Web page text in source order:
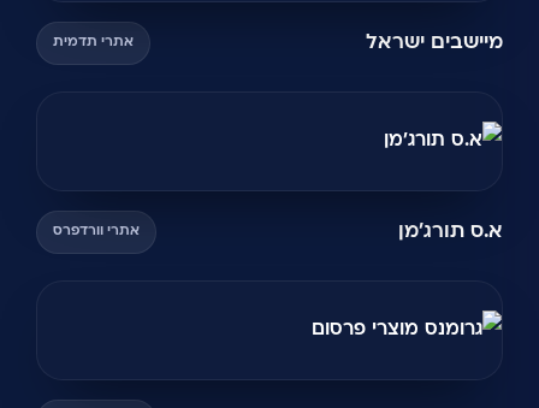
מיישבים ישראל אתרי תדמית
א.ס תורג'מן אתרי וורדפרס